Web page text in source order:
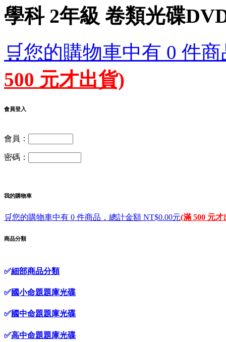
學科 2年級 卷類光碟
🛒您的購物車中有 0 件
500 元才出貨)
會員登入
會員：
密碼：
我的購物車
🛒您的購物車中有 0 件商品，總計金額 NT$0.00元(滿 500 元才
商品分類
✅細部商品分類
✅國小命題題庫光碟
✅國中命題題庫光碟
✅高中命題題庫光碟